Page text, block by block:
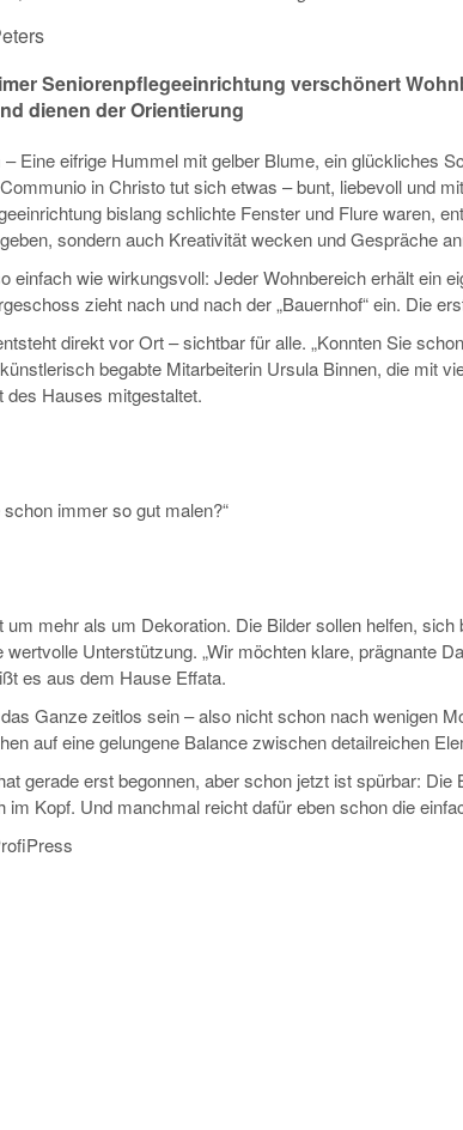
Seniorenpflegeeinrichtung verschönert
dienen der Orientierung
– Eine eifrige Hummel mit gelber Blume, ein glückliches
in Christo tut sich etwas – bunt, liebevoll und
bislang schlichte Fenster und Flure waren,
sondern auch Kreativität wecken und Gespräche
einfach wie wirkungsvoll: Jeder Wohnbereich erhält ein
zieht nach und nach der „Bauernhof“ ein. Die
direkt vor Ort – sichtbar für alle. „Konnten Sie
begabte Mitarbeiterin Ursula Binnen, die mit
des Hauses mitgestaltet.
schon immer so gut malen?“
um mehr als um Dekoration. Die Bilder sollen helfen,
wertvolle Unterstützung. „Wir möchten klare, prägnante
es aus dem Hause Effata.
Ganze zeitlos sein – also nicht schon nach wenigen
auf eine gelungene Balance zwischen detailreichen
gerade erst begonnen, aber schon jetzt ist spürbar:
im Kopf. Und manchmal reicht dafür eben schon die